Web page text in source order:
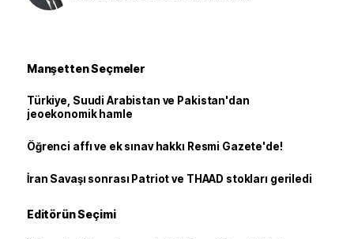
Manşetten Seçmeler
Türkiye, Suudi Arabistan ve Pakistan'dan
jeoekonomik hamle
Öğrenci affı ve ek sınav hakkı Resmi Gazete'de!
İran Savaşı sonrası Patriot ve THAAD stokları geriledi
Editörün Seçimi